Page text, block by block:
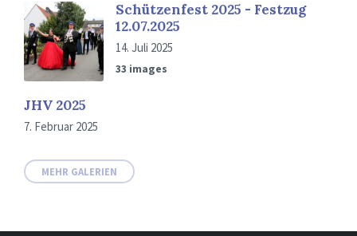
Schützenfest 2025 - Festzug
12.07.2025
14. Juli 2025
33 images
JHV 2025
7. Februar 2025
MEHR GALERIEN